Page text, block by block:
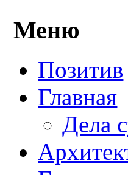
Меню
Позитив
Главная
Дела